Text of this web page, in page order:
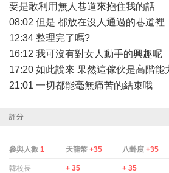
要是敢利用無人巷道來抱住我的話
08:02 但是 都放在沒人通過的巷道裡
12:34 整理完了嗎?
16:12 我可沒有對女人動手的興趣呢
17:20 如此說來 果然這傢伙是高階能
21:01 一切都能毫無痛苦的結束哦
評分
參與人數 1 天龍幣 +35 八卦度 +35
韓校長 + 35 + 35